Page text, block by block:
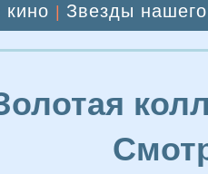
кино Звезды